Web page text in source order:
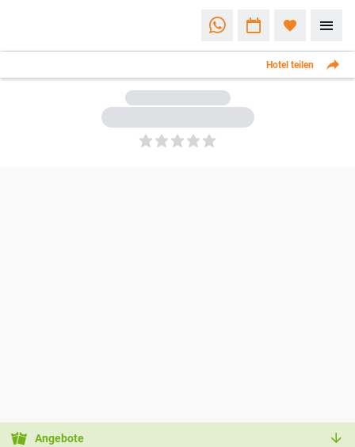
Hotel teilen
5
Angebote